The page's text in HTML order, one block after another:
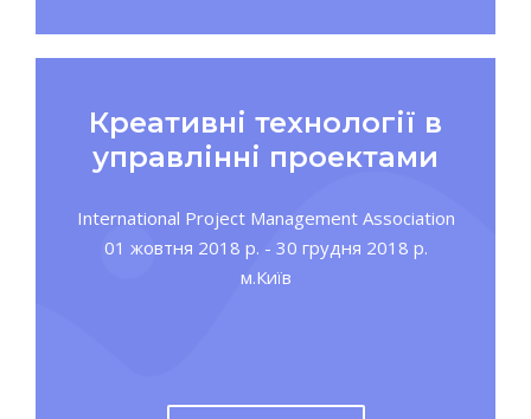
Креативні технології в
управлінні проектами
International Project Management Association
01 жовтня 2018 р. - 30 грудня 2018 р.
м.Київ